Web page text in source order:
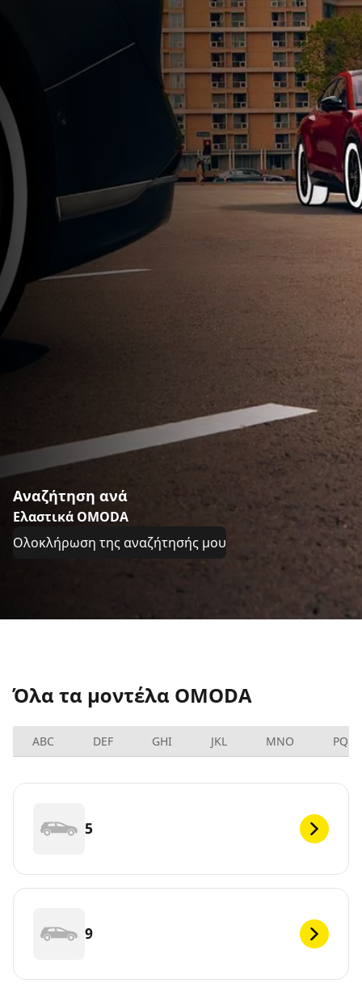
Αναζήτηση ανά
Ελαστικά OMODA
Ολοκλήρωση της αναζήτησής μου
Όλα τα μοντέλα OMODA
ABC DEF GHI JKL MNO PQRS
5
9